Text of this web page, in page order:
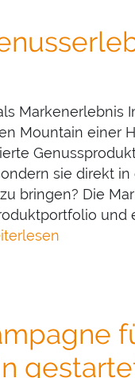
Markenerlebnis
Mountain einer
sie direkt in
bringen? Die
und